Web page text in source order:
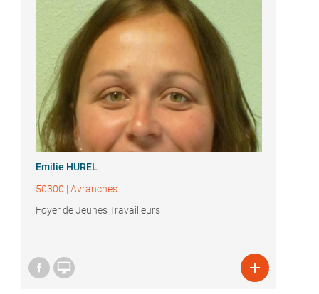
Emilie HUREL
50300 | Avranches
Foyer de Jeunes Travailleurs
 